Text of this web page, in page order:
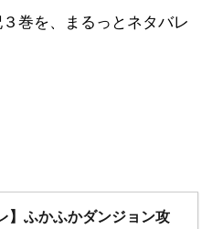
巻を、まるっとネタバレ
】ふかふかダンジョン攻